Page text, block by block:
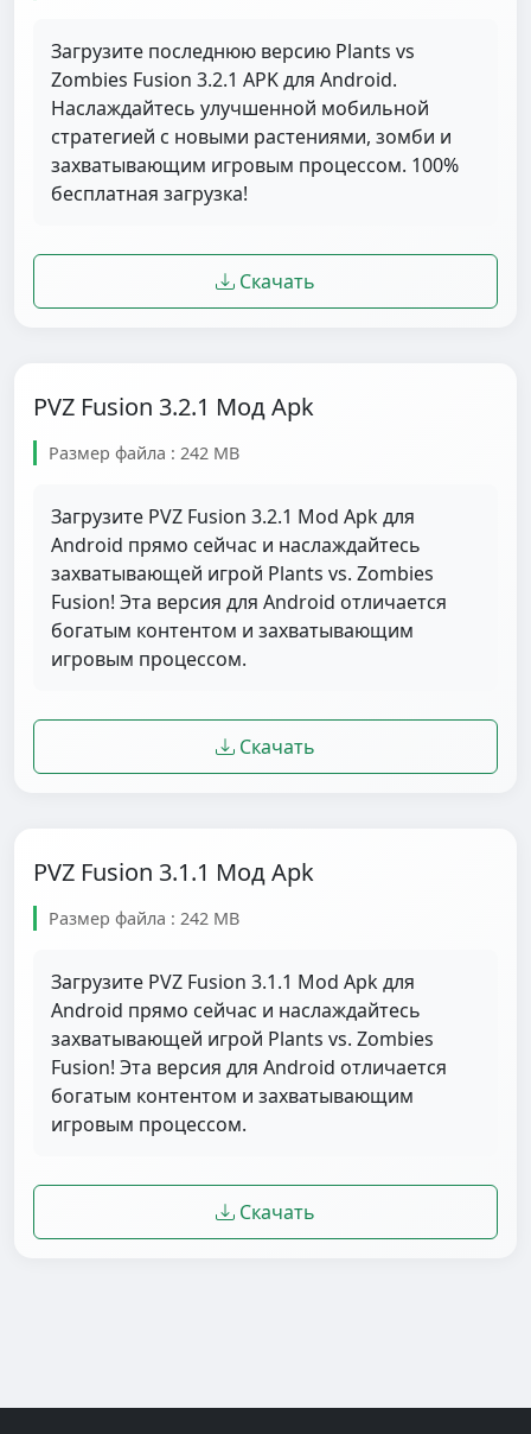
Загрузите последнюю версию Plants vs
Zombies Fusion 3.2.1 APK для Android.
Наслаждайтесь улучшенной мобильной
стратегией с новыми растениями, зомби и
захватывающим игровым процессом. 100%
бесплатная загрузка!
Скачать
PVZ Fusion 3.2.1 Мод Apk
Размер файла : 242 MB
Загрузите PVZ Fusion 3.2.1 Mod Apk для
Android прямо сейчас и наслаждайтесь
захватывающей игрой Plants vs. Zombies
Fusion! Эта версия для Android отличается
богатым контентом и захватывающим
игровым процессом.
Скачать
PVZ Fusion 3.1.1 Мод Apk
Размер файла : 242 MB
Загрузите PVZ Fusion 3.1.1 Mod Apk для
Android прямо сейчас и наслаждайтесь
захватывающей игрой Plants vs. Zombies
Fusion! Эта версия для Android отличается
богатым контентом и захватывающим
игровым процессом.
Скачать